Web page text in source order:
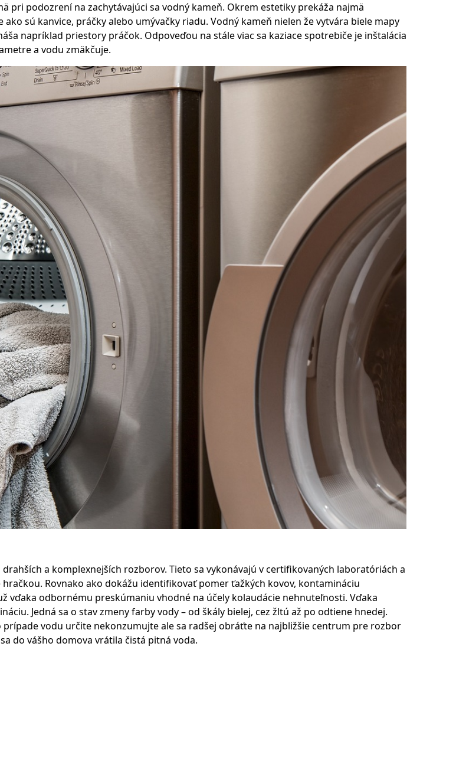
pri podozrení na zachytávajúci sa vodný kameň. Okrem estetiky prekáža najmä
sú kanvice, práčky alebo umývačky riadu. Vodný kameň nielen že vytvára biele mapy
napríklad priestory práčok. Odpoveďou na stále viac sa kaziace spotrebiče je inštalácia
a vodu zmäkčuje.
a komplexnejších rozborov. Tieto sa vykonávajú v certifikovaných laboratóriách a
Rovnako ako dokážu identifikovať pomer ťažkých kovov, kontamináciu
vďaka odbornému preskúmaniu vhodné na účely kolaudácie nehnuteľnosti. Vďaka
Jedná sa o stav zmeny farby vody – od škály bielej, cez žltú až po odtiene hnedej.
vodu určite nekonzumujte ale sa radšej obráťte na najbližšie centrum pre rozbor
do vášho domova vrátila čistá pitná voda.